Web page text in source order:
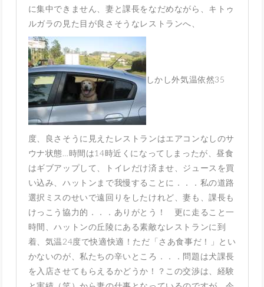
に集中できません、妻と課長をなだめながら、キトゥ
ルガラの見た目が良さそうなレストランへ、
しかし外気温依然35
度、良さそうに見えたレストランはエアコンなしのサ
ウナ状態…時間は14時近くになってしまったが、昼食
はギブアップして、トイレだけ済ませ、ジュースを買
い込み、ハットンまで我慢することに．．．私の道路
選択ミスのせいで遠回りをしたけれど、妻も、課長も
けっこう協力的．．．ありがとう！ 更に走ること一
時間、ハットンの丘陵にある素敵なレストランに到
着、気温24度で快適快適！ただ「さあ食事だ！」とい
かないのが、私たちの辛いところ．．．問題は犬課長
を入店させてもらえるかどうか！？この交渉は、経験